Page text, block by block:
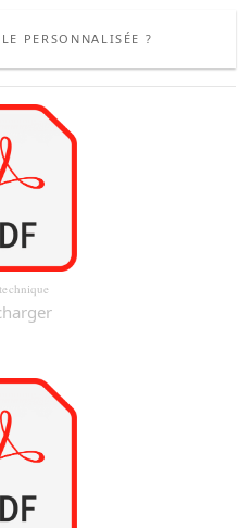
PERSONNALISÉE ?